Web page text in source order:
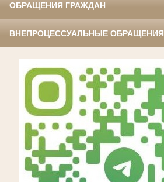
ОБРАЩЕНИЯ ГРАЖДАН
ВНЕПРОЦЕССУАЛЬНЫЕ ОБРАЩЕНИЯ